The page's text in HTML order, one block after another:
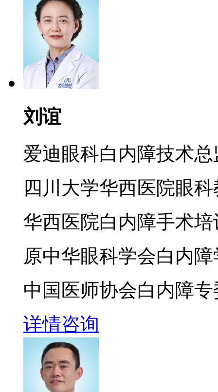
刘谊
爱迪眼科白内障技术
四川大学华西医院眼
华西医院白内障手术
原中华眼科学会白内
中国医师协会白内障
详情咨询